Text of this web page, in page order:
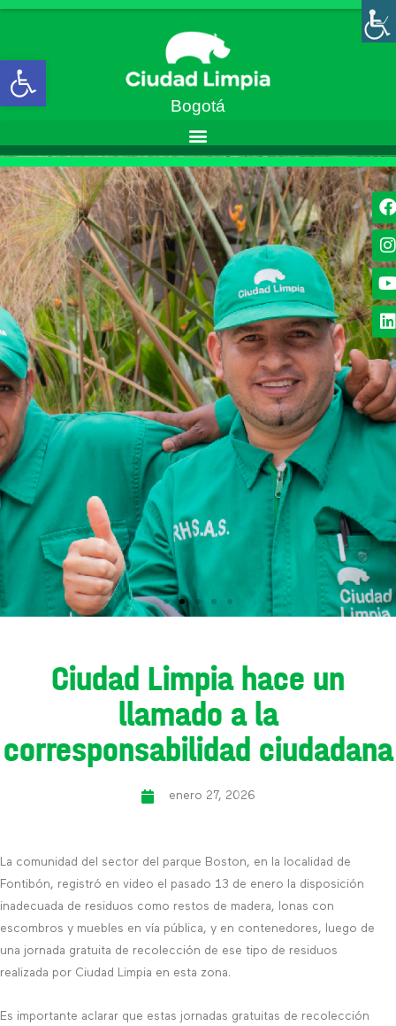
Abrir barra de herramientas
Bogotá
Ciudad Limpia hace un
llamado a la
corresponsabilidad ciudadana
enero 27, 2026
La comunidad del sector del parque Boston, en la localidad de
Fontibón, registró en video el pasado 13 de enero la disposición
inadecuada de residuos como restos de madera, lonas con
escombros y muebles en vía pública, y en contenedores, luego de
una jornada gratuita de recolección de ese tipo de residuos
realizada por Ciudad Limpia en esta zona.
Es importante aclarar que estas jornadas gratuitas de recolección